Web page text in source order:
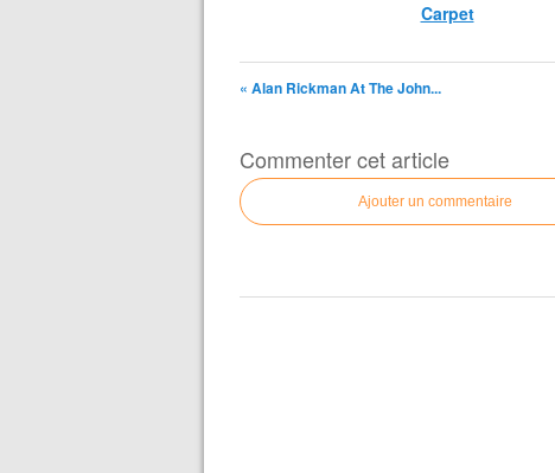
Carpet
« Alan Rickman At The John...
Commenter cet article
Ajouter un commentaire